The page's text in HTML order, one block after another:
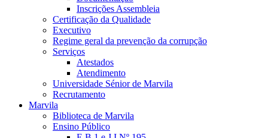
Inscrições Assembleia
Certificação da Qualidade
Executivo
Regime geral da prevenção da corrupção
Serviços
Atestados
Atendimento
Universidade Sénior de Marvila
Recrutamento
Marvila
Biblioteca de Marvila
Ensino Público